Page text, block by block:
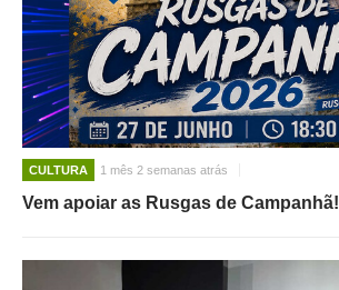
CULTURA 1 mês 2 semanas atrás
Vem apoiar as Rusgas de Campanhã!